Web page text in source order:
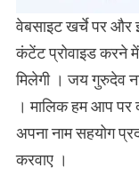
वेबसाइट खर्चे पर और
कंटेंट प्रोवाइड करने
मिलेगी । जय गुरुदेव
। मालिक हम आप पर
अपना नाम सहयोग
करवाए ।